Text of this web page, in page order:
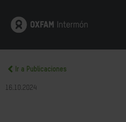
Ir a Publicaciones
16.10.2024